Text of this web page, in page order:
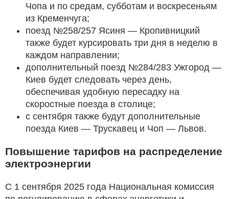
Чопа и по средам, субботам и воскресеньям
из Кременчуга;
поезд №258/257 Ясиня — Кропивницкий
также будет курсировать три дня в неделю в
каждом направлении;
дополнительный поезд №284/283 Ужгород —
Киев будет следовать через день,
обеспечивая удобную пересадку на
скоростные поезда в столице;
с сентября также будут дополнительные
поезда Киев — Трускавец и Чоп — Львов.
Повышение тарифов на распределение
электроэнергии
С 1 сентября 2025 года Национальная комиссия